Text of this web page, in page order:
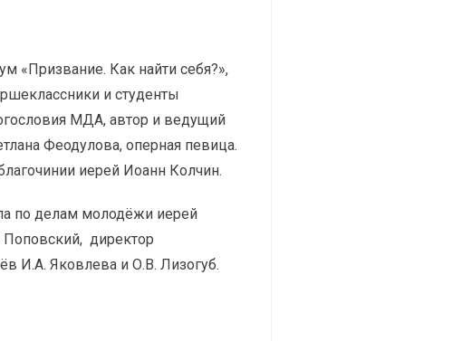
«Призвание. Как найти себя?»,
и студенты
МДА, автор и ведущий
Феодулова, оперная певица.
иерей Иоанн Колчин.
по делам молодёжи иерей
директор
И.А. Яковлева и О.В. Лизогуб.